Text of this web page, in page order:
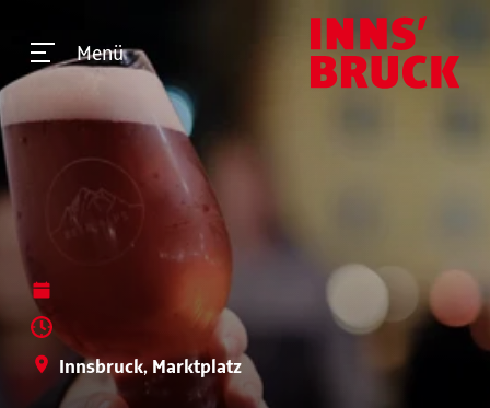
Menü
Innsbruck, Marktplatz